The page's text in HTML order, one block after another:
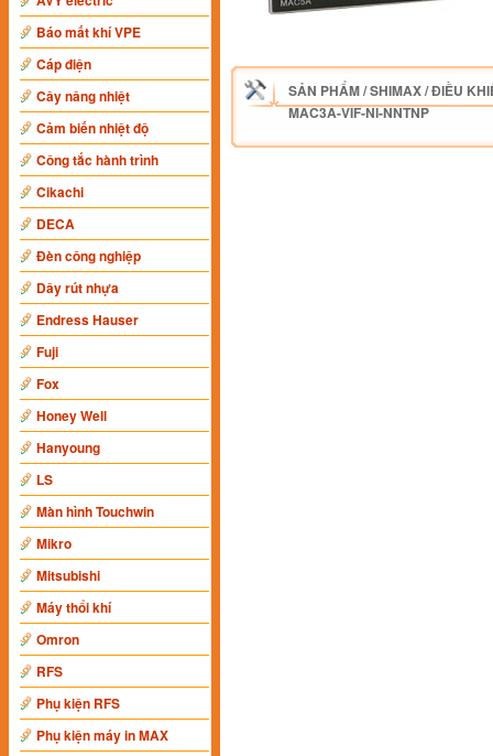
Báo mất khí VPE
Cáp điện
Cây nâng nhiệt
Cảm biến nhiệt độ
Công tắc hành trình
Cikachi
DECA
Đèn công nghiệp
Dây rút nhựa
Endress Hauser
Fuji
Fox
Honey Well
Hanyoung
LS
Màn hình Touchwin
Mikro
Mitsubishi
Máy thổi khí
Omron
RFS
Phụ kiện RFS
Phụ kiện máy in MAX
SẢN PHẨM/SHIMAX/ĐIỀU
MAC3A-VIF-NI-NNTNP